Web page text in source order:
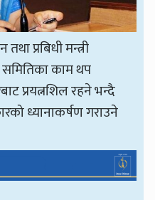
प्रबिधी मन्त्री
समितिका काम थप
प्रयत्नशिल रहने भन्दै
ध्यानाकर्षण गराउने